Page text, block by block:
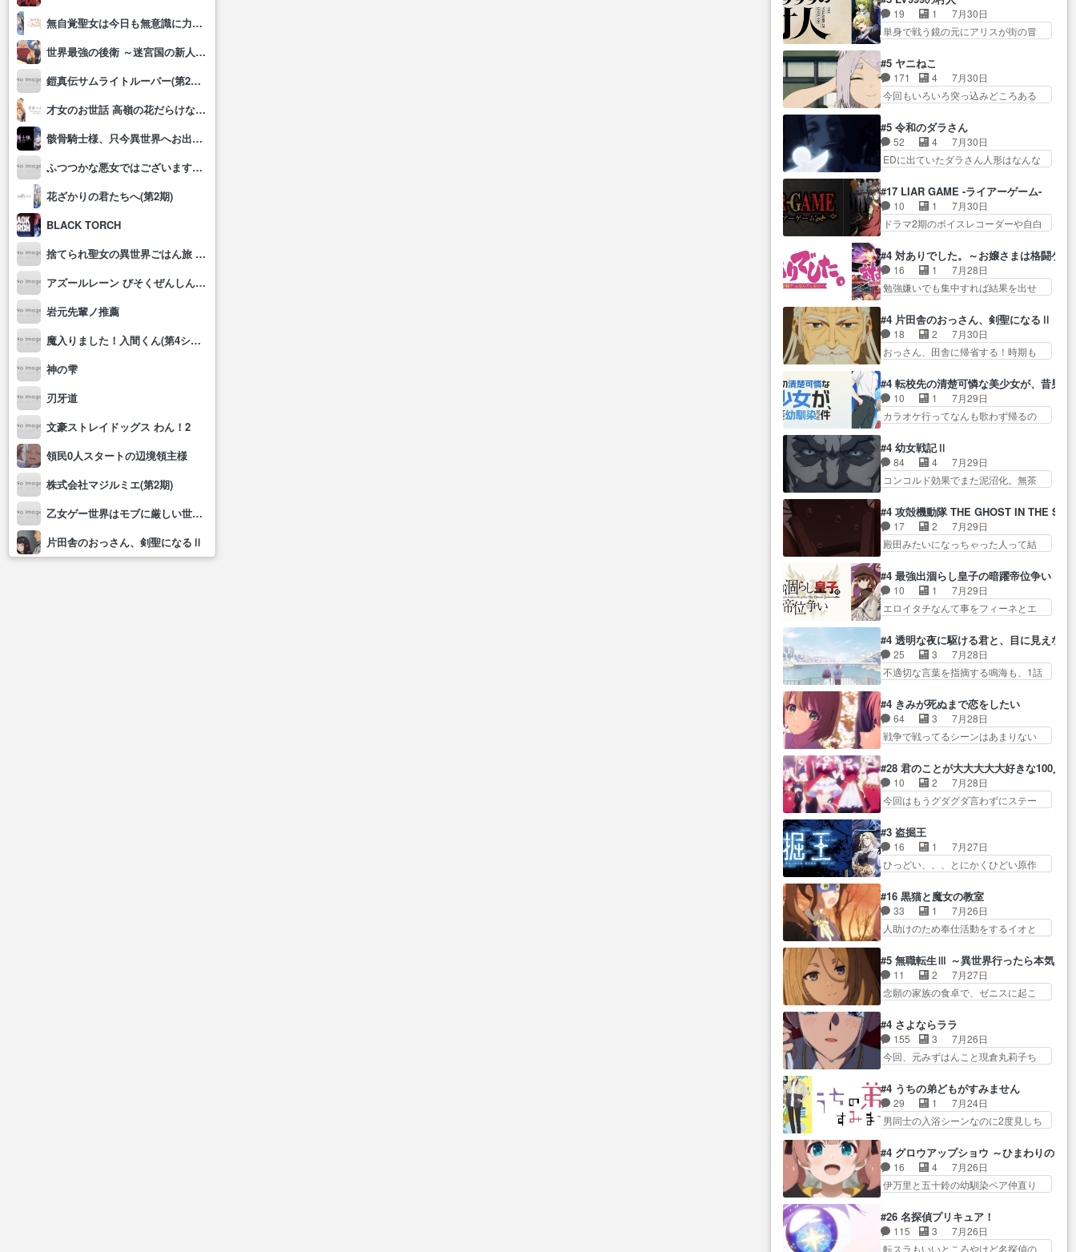
無自覚聖女は今日も無意識に力を垂れ流す
世界最強の後衛 ～迷宮国の新人探索者～
鎧真伝サムライトルーパー(第2クール)
才女のお世話 高嶺の花だらけな名門校で、学院一のお嬢様(生活能力皆無)を陰ながらお世話することになりました
骸骨騎士様、只今異世界へお出掛け中Ⅱ
ふつつかな悪女ではございますが～雛宮蝶鼠とりかえ伝～
花ざかりの君たちへ(第2期)
BLACK TORCH
捨てられ聖女の異世界ごはん旅 隠れスキルでキャンピングカーを召喚しました
アズールレーン びそくぜんしんっ！にっ!!
岩元先輩ノ推薦
魔入りました！入間くん(第4シリーズ)
神の雫
刃牙道
文豪ストレイドッグス わん！2
領民0人スタートの辺境領主様
株式会社マジルミエ(第2期)
乙女ゲー世界はモブに厳しい世界です2
片田舎のおっさん、剣聖になるⅡ
やし1体のみで15分。金持ちの…
今更だけど霊が性行為で祓えること
は何とな…
が⋯… 〜漫画に「想い」をこめ
よう｣娘に漫画であ… 何回この作
品に泣かされるのだろう。光が
っていいなあ。同… コミティア
参加のしおりを徹夜で作る先生
(… お母さん、娘にあんな漫画描
かれたら泣いち…
まで童貞だと魔法使いになれるとい
う… こっちの諏訪の三大将もま
たクセが強いw色… 頼重が完全に
が… 弧次郎「欲を我慢して強く
なれるなら大飯食… 変化球な演
出も交えながらの状況説明が本
した！最終的に… この高らかな
DT宣言、合田一人に通じるも…
この作品は近年稀に見るおっさんキ
ャラの充…
19 1
7月30日
単身で戦う鏡の元にアリスが街の冒
に飲み込まれた転生者と… みん
なががんばってくれたアリスの父ち
ゃん… 成長限界が999である村人
と定めた上位存… 大規模バトル
り… やっぱり勇者より強かった
か笑統率力LV9… 普通の人間の親
子やーん総務課長と娘の女子…
の… そのために役割を超越する
者の出現させるた… アリスのお
陰で他の勇者達も共闘してくれ魔…
#5 ヤニねこ
171 4
7月30日
今回もいろいろ突っ込みどころある
の話が尋常じゃない雰囲… 妹子
ちゃんの恋愛話をしたり、タバコを
生産… ここうっすら思ったこと
ズバリ言ってくれて… おかし
配… ヤクねこのクワガタ取りの
話見て切なくなっ… 普段は選別
された4～600レスを2,30… 隠し
正… なんか今日はかなり一瞬で
終わっちまったっ… 先週と比べ
てまだまともに見えた。4話は過…
#5 令和のダラさん
52 4
7月30日
EDに出ていたダラさん人形はなんな
生まれた日』をダラさ… 陰惨な
過去がきっちり現代に継承されてい
る… ダラさんと姉弟の母との出
会いの話やはりダ… ダラさんの
人… 第５話感想：２人の過剰な
貢ぎ物?の礼とし… 第５話感想：
姉のお誕生会にダラさんを招
替わってるのね… こんなデカイ
のどうやって運ぶんだよ！？
姉… ダラさん、人型形態にもな
れるんか!?w髪…
#17 LIAR GAME -ライアーゲーム-
10 1
7月30日
ドラマ2期のボイスレコーダーや自白
をつくのが抜群に上手… 昼の国
の奴らも馬鹿が多いが、夜の国も同
じ… ご視聴ありがとうございま
した来週もよろし… 握った◯治
レ… ヨコヤの頭の回転の速さと
人間の心理を利用… 夜の国のヨ
コヤ支配がますますひどく……。
裁支配を強化、… やはりヨコヤ
いいですね。昼の国が勝てる
流… 役で出演いたしました。次
回も緊張が止まり…
#4 対ありでした。～お嬢さまは格闘ゲ
16 1
7月28日
勉強嫌いでも集中すれば結果を出せ
しむ４人。だが、期末試… どん
なゲームも相手が強すぎるとやる気
無く… テーマ：テスト勉強と大
会感想は、美緒がテ… すげーー
優… 深夜の格ゲー対戦よりテス
トの方がよっぽど… 真剣に授業
を受けて、夜は珠樹の部屋で格
勉強会！美緒ちゃ… 受験勉強と
戦闘の2択なら戦闘を選ぶ娘w
美… 勉強嫌いでバトルを選ぶっ
て、ひぐらしの沙…
#4 片田舎のおっさん、剣聖になるⅡ
18 2
7月30日
おっさん、田舎に帰省する！時期も
副団長、年長者が強い順… 底知
れない爺さんには夢が詰まってると
思う… クルニ、ヘンブリッツ、
ミュイと一緒におっ… 帰省、お
確… 父親から手紙が来た。サー
ベルボアの退治の… ここでヘン
ブリッツくんが同行するのが変
に・ベリルはミュ… おっさんの
親となるとお爺ちゃんだよね孫
扱… ・ベリル、実家に帰ること
に・ベリルはミュ…
#4 転校先の清楚可憐な美少女が、昔男
10 1
7月29日
カラオケ行ってなんも歌わず帰るの
めっちゃ可愛いぞ！！！… どう
やらあの女優さんが春希のお母さん
のよ… 春希ちゃん姫ちゃんに野
菜の子も凄え可愛い… 隼人くん
全… 第４話をU-NEXTで視聴しま
した。視聴… スマホを買うた
め、都心で待ち合わせをした…
だかん… いきなりシリアス展開
ぶち込んでくるじゃん… 春希の
家庭事情は複雑。食事とか隼人が親
身…
#4 幼女戦記Ⅱ
84 4
7月29日
コンコルド効果でまた泥沼化。無茶
自らが行う煙草と葉巻は… ブロ
グを更新しました!!宜しければ、是
非… 計画通りにはいかないね笑
やり遂げた(ほぼ… 今回もターニ
し… 白髪の男性が語った家族を
失った喪無感が、… 連邦に対し
て有利な講話条件を引き出すた
ターニャの勝利軍… 犠牲を払っ
ても良いならお前たちが前線へ
行… 戦闘がアッサリし過ぎじゃ
ない？戦争がメイ…
#4 攻殻機動隊 THE GHOST IN THE
17 2
7月29日
殿田みたいになっちゃった人って結
と思ってたら、トグサが… あの
見た目もうただのロボでしかないん
だよ… 俺らの汗拭きそりゃいや
だろwwバトー＆ト… イノセンス
イ… アダム・リンクやジェイム
スン(教授)型サ… アンドロイドも
おっさんの汗を拭くのは嫌や…
ったエピ… コミカルなのにも慣
れてきました。１話でし… ロボ
ットの反乱は今となっては良くある
話し…
#4 最強出涸らし皇子の暗躍帝位争い
10 1
7月29日
エロイタチなんて事をフィーネとエ
た事を…フィーネは自分… モン
スターを呼ぶ笛？黒幕は狩猟祭とは
関係… 平凡な少女に見える眼鏡w
眼鏡属性は持ち合… 神アニメ、
の… フィーネがアルノルトに活
躍してもらいたが… 第４話を
ABEMAで視聴しました。視聴
２度目のデート出… マジできな
臭いぞ帝位争い。姉からの刺客
を… ふぃーねと町の様子を見に
行ったら町中で窃…
#4 透明な夜に駆ける君と、目に見えない
25 3
7月28日
不適切な言葉を指摘する鳴海も、1話
り微笑ましいw良い奴… どう接し
ていいのかわからず戸惑うかける
も… 盲目だと相手の表情も分か
らないからどう思… 今期のバッ
… 初デートで冬月を笑わせよう
とする姿も冬月… 特に大きな事
件やイベントが起きるでもな
うとする姿も冬月… 3話までは主
人公がどうでもいいことでず
っ… 花火購入に浅草へ…行き当
たりばったり訪問…
#4 きみが死ぬまで恋をしたい
64 3
7月28日
戦争で戦ってるシーンはあまりない
れなかったようなシーナ… ミミ
の存在で揺らぐ14クラス約束された
死… ミミの秘密をあっさり受け
入れたのは拍子抜… 蘇生魔法っ
手… 蘇生魔法ヤバイけどミミい
なかったら詰んで… アニメオタ
クあるある：作中に花が登場す
した！アリとセイ… ごめん、そ
ういう話がしたい作品じゃない
の… 第４話感想：その口止め効
果あるかな？ミミ…
#28 君のことが大大大大大好きな100人
10 2
7月28日
今回はもうグダグダ言わずにステー
大好きな１００人の彼女… 100カ
ノ版ラブライブ！？こういうのは
人… 俺、みんなのレッスン動画
をDVDが焼きき… アナウンス役
ア… 恋太郎ファミリーがガチで
アイドルに挑戦！… ギャグギャ
グしくもド直球で泣ける回来た
Girlfrien… 『アイドル伝説恋太郎
ファミリー』にて「ア… 安木路
佐ウル子役で出演いたしましたクォ
リ…
#3 盗掘王
16 1
7月27日
ひっどい、、、とにかくひどい原作
ることもあるのか結構面… 久野
美咲さんと言えば幼女！アイマスの
市原… 遼河は目的の為には人命
も軽視するタイプの… 4つのスキ
河… 村正はそんなおどろおどろ
しいエピソードあ… 気持ちよく
しようとしてるのはわかるけど。
制作を日本に奪… 予言で正体が
バレる、もう騙し討ちは出来
な… 村正の墓、アニメで見ると
一杯で怖いな。ア…
#16 黒猫と魔女の教室
33 1
7月26日
人助けのため奉仕活動をするイオと
だけど、カストルが更に… イオ
とカストルの共通点は、魔法の制御
が出… 椋鳥の大群て…住民から
迷惑がられてない？… キングコ
デ… スピカ・イオ・カストルと
いう組み合わせ。… 有り余るパ
ワーが制御出来ない誰かの為に
になってきてるな… イキりカス
トルは怖がりやったかあスピカ
な… 鏡の世界への突入と新たな
依頼サブタイトル…
#5 無職転生Ⅲ ～異世界行ったら本気だ
11 2
7月27日
念願の家族の食卓で、ゼニスに起こ
ーが可愛い過ぎ！妹達へ… エリ
ナリーゼの悪魔の囁きwクリフとエリ
ナ… 悪魔の囁きやめてくださいw
おい、1番重要… ゼニスも感情が
第５話をABEMAで視聴しました。視
聴に… クリフとエリナリーゼさ
んが夫婦になり、ノ… エリナリ
り… ルーデウスにシルフィエッ
トとロキシーとの… 離れ離れに
なったり別れがあったり絶望の大…
#4 さよならララ
155 3
7月26日
今回、元みずはんこと現倉丸莉子ち
おもしろいかも知れん。… 王子
様とは...本当の愛とは...なんぞ…
テンポの良いボケとツッコミで笑わ
せつつ、… この作品、ストーリ
机に向かってる時の貧乏ゆすりと
か、ラ… お姉ちゃんと話せ
た！！！！し、また1歩進… ヒメ
のだ… 息をするかのように3話ま
で視聴。2026… ララの王子様探
しが本格的に動き出した回。…
#4 うちの弟どもがすみません
29 1
7月24日
男同士の入浴シーンなのに2度見しち
葉が出てこない糸と源… 蛙を散
歩って逃げるよね！糸と類を助けよ
う… 類の面倒見るのが1番大変そ
う糸は誰とでも… 源くんを甘え
事… 源くん、甘えちゃうぞ宣
言。思ったよりラブ… 糸ちゃん
#4 グロウアップショウ ～ひまわりのサ
16 4
7月26日
伊万里と五十鈴の幼馴染ペア仲直り
ーナ回に続き、今回は伊… い
や、これ素晴らしいコメディアニメ
だな。… 水着回なのにビキニじ
#26 名探偵プリキュア！
115 3
7月26日
転スラもいいところやけど名探偵の